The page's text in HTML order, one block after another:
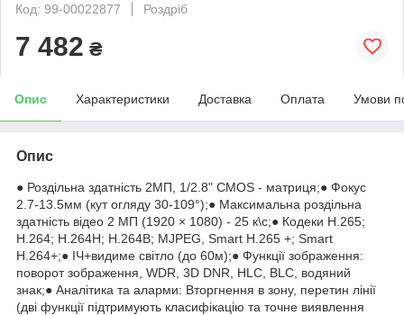
Код: 99-00022877
Роздріб
7 482 ₴
Опис Характеристики Доставка Оплата Умови
Опис
● Роздільна здатність 2МП, 1/2.8" CMOS - матриця;● Фокус
2.7-13.5мм (кут огляду 30-109°);● Максимальна роздільна
здатність відео 2 МП (1920 × 1080) - 25 к\с;● Кодеки H.265;
H.264; H.264H; H.264B; MJPEG, Smart H.265 +; Smart
H.264+;● ІЧ+видиме світло (до 60м);● Функції зображення:
поворот зображення, WDR, 3D DNR, HLC, BLC, водяний
знак;● Аналітика та аларми: Вторгнення в зону, перетин лінії
(дві функції підтримують класифікацію та точне виявлення